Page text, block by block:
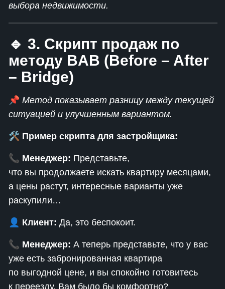
выбора недвижимости.
🔹 3. Скрипт продаж по
методу BAB (Before – After
– Bridge)
📌 Метод показывает разницу между текущей
ситуацией и улучшенным вариантом.
🛠 Пример скрипта для застройщика:
📞 Менеджер: Представьте,
что вы продолжаете искать квартиру месяцами,
а цены растут, интересные варианты уже
раскупили…
👤 Клиент: Да, это беспокоит.
📞 Менеджер: А теперь представьте, что у вас
уже есть забронированная квартира
по выгодной цене, и вы спокойно готовитесь
к переезду. Вам было бы комфортно?